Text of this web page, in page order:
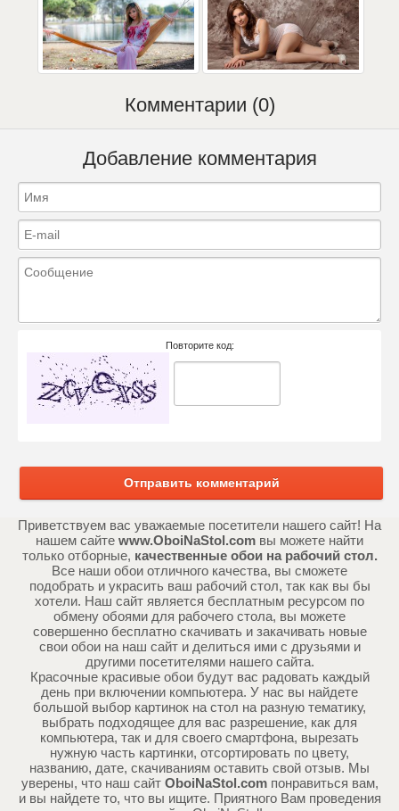
Комментарии (0)
Добавление комментария
Повторите код:
Отправить комментарий
Приветствуем вас уважаемые посетители нашего сайт! На
нашем сайте www.OboiNaStol.com вы можете найти
только отборные, качественные обои на рабочий стол.
Все наши обои отличного качества, вы сможете
подобрать и украсить ваш рабочий стол, так как вы бы
хотели. Наш сайт является бесплатным ресурсом по
обмену обоями для рабочего стола, вы можете
совершенно бесплатно скачивать и закачивать новые
свои обои на наш сайт и делиться ими с друзьями и
другими посетителями нашего сайта.
Красочные красивые обои будут вас радовать каждый
день при включении компьютера. У нас вы найдете
большой выбор картинок на стол на разную тематику,
выбрать подходящее для вас разрешение, как для
компьютера, так и для своего смартфона, вырезать
нужную часть картинки, отсортировать по цвету,
названию, дате, скачиваниям оставить свой отзыв. Мы
уверены, что наш сайт OboiNaStol.comпонравиться вам,
и вы найдете то, что вы ищите. Приятного Вам проведения